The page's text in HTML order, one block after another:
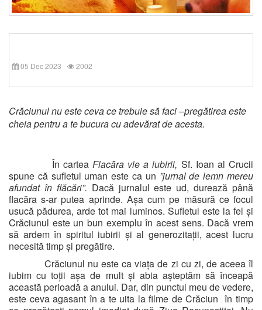
05 Dec 2023 2002
Crăciunul nu este ceva ce trebuie să faci –pregătirea este
cheia pentru a te bucura cu adevărat de acesta.
În cartea Flacăra vie a iubirii, Sf. Ioan al Crucii
spune că sufletul uman este ca un ”jurnal de lemn mereu
afundat în flăcări”. Dacă jurnalul este ud, durează până
flacăra s-ar putea aprinde. Așa cum pe măsură ce focul
usucă pădurea, arde tot mai luminos. Sufletul este la fel și
Crăciunul este un bun exemplu în acest sens. Dacă vrem
să ardem în spiritul iubirii și al generozitații, acest lucru
necesită timp și pregătire.
Crăciunul nu este ca viața de zi cu zi, de aceea îl
iubim cu toții așa de mult și abia așteptăm să înceapă
această perioadă a anului. Dar, din punctul meu de vedere,
este ceva agasant în a te uita la filme de Crăciun în timp